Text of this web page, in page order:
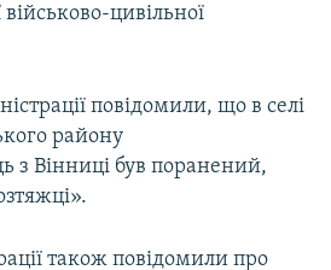
цивільної
повідомили, що в селі
району
з Вінниці був поранений,
також повідомили про